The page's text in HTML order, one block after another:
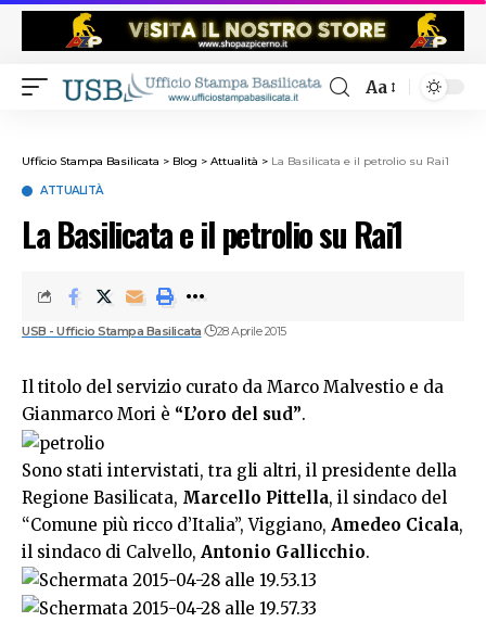
Aa
Ufficio Stampa Basilicata > Blog > Attualità > La Basilicata e il petrolio su Rai1
ATTUALITÀ
La Basilicata e il petrolio su Rai1
USB - Ufficio Stampa Basilicata 28 Aprile 2015
Il titolo del servizio curato da Marco Malvestio e da
Gianmarco Mori è “L’oro del sud”.
Sono stati intervistati, tra gli altri, il presidente della
Regione Basilicata, Marcello Pittella, il sindaco del
“Comune più ricco d’Italia”, Viggiano, Amedeo Cicala,
il sindaco di Calvello, Antonio Gallicchio.